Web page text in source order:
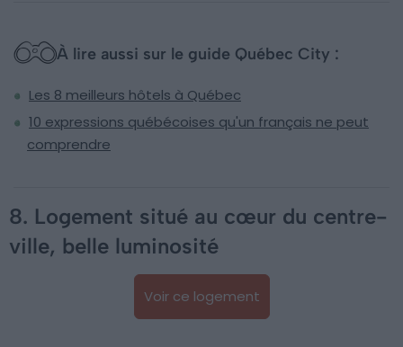
À lire aussi sur le guide Québec City :
Les 8 meilleurs hôtels à Québec
10 expressions québécoises qu'un français ne peut
comprendre
8. Logement situé au cœur du centre-
ville, belle luminosité
Voir ce logement